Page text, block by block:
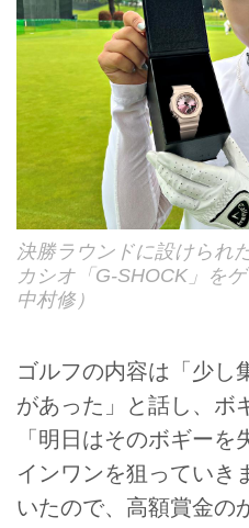
決勝ラウンドに設けられ
カシオ「G‐SHOCK」を
中村修）
ゴルフの内容は「少し
があった」と話し、ボ
「明日はそのボギー
インワンを狙っていき
いたので、高額賞金の